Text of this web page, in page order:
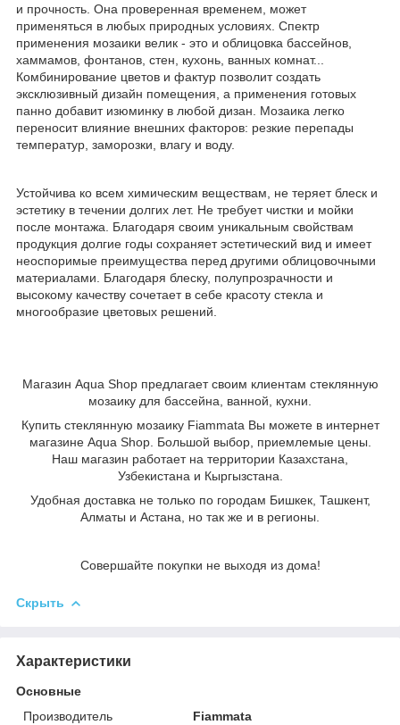
и прочность. Она проверенная временем, может
применяться в любых природных условиях. Спектр
применения мозаики велик - это и облицовка бассейнов,
хаммамов, фонтанов, стен, кухонь, ванных комнат...
Комбинирование цветов и фактур позволит создать
эксклюзивный дизайн помещения, а применения готовых
панно добавит изюминку в любой дизан. Мозаика легко
переносит влияние внешних факторов: резкие перепады
температур, заморозки, влагу и воду.
Устойчива ко всем химическим веществам, не теряет блеск и
эстетику в течении долгих лет. Не требует чистки и мойки
после монтажа. Благодаря своим уникальным свойствам
продукция долгие годы сохраняет эстетический вид и имеет
неоспоримые преимущества перед другими облицовочными
материалами. Благодаря блеску, полупрозрачности и
высокому качеству сочетает в себе красоту стекла и
многообразие цветовых решений.
Магазин Aqua Shop предлагает своим клиентам стеклянную
мозаику для бассейна, ванной, кухни.
Купить стеклянную мозаику Fiammata Вы можете в интернет
магазине Aqua Shop. Большой выбор, приемлемые цены.
Наш магазин работает на территории Казахстана,
Узбекистана и Кыргызстана.
Удобная доставка не только по городам Бишкек, Ташкент,
Алматы и Астана, но так же и в регионы.
Совершайте покупки не выходя из дома!
Скрыть
Характеристики
Основные
Производитель
Fiammata